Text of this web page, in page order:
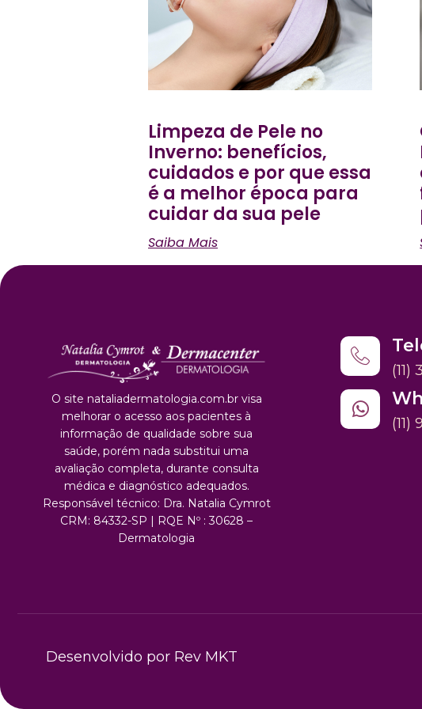
Limpeza de Pele no
Inverno: benefícios,
cuidados e por que essa
é a melhor época para
cuidar da sua pele
Saiba Mais
O site nataliadermatologia.com.br visa
melhorar o acesso aos pacientes à
informação de qualidade sobre sua
saúde, porém nada substitui uma
avaliação completa, durante consulta
médica e diagnóstico adequados.
Responsável técnico: Dra. Natalia Cymrot
CRM: 84332-SP | RQE Nº : 30628 –
Dermatologia
(11)
(11)
Desenvolvido por Rev MKT